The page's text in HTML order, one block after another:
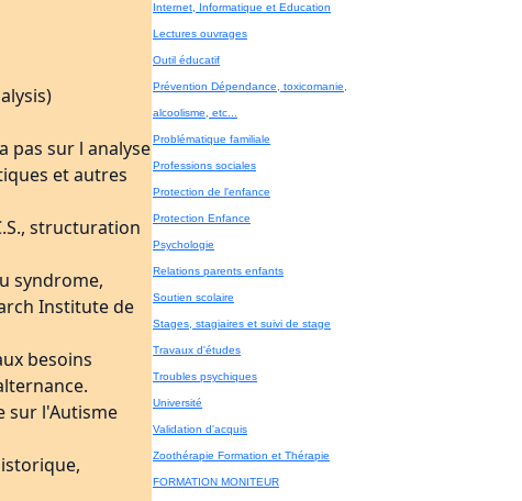
pas sur l analyse
et autres
structuration
syndrome,
Institute de
besoins
sur l'Autisme
Internet, Informatique et Education
Lectures ouvrages
Outil éducatif
Prévention Dépendance, toxicomanie,
alcoolisme, etc...
Problématique familiale
Professions sociales
Protection de l'enfance
Protection Enfance
Psychologie
Relations parents enfants
Soutien scolaire
Stages, stagiaires et suivi de stage
Travaux d'études
Troubles psychiques
Université
Validation d'acquis
Zoothérapie Formation et Thérapie
FORMATION MONITEUR